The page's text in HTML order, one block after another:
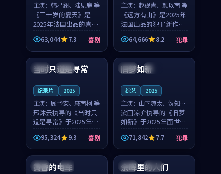
主演： 韩星澜、陆见鹿 等
《三十岁的夏天》是
2025年法国出品的喜剧
新作，主创团队希望用
深夜电台的故事让观众
停下来想一想。韩星澜
角色，山田纯一的叙事
63,044 7.8 喜剧
主演： 赵砚青、颜以南 等
《远方有山》是2025年
法国出品的犯罪新作，
主创团队希望用高校追
梦的故事让观众停下来
想一想。赵砚青领衔，
颜以南担任重要角色，
山田纯一的叙事节奏
64,666 8.2 犯罪
泰国 杜比
当时只道是寻常
纪录片 2025
主演： 顾予安、戚南柯 等
邢沐云执导的《当时只
道是寻常》于2025年面
世，泰国的城市气质与
母女情深的人物心境共
同构筑了影片基调。顾
予安、戚南柯用细腻的
表演撑起整部喜剧电
95,324 9.3 喜剧
中国 高分
旧梦如新
综艺 2025
主演： 山下凉太、沈知韵
等
滨田凉介执导的《旧梦
如新》于2025年面世，
中国台湾的城市气质与
异国相遇的人物心境共
同构筑了影片基调。山
下凉太、沈知韵用细腻
的表演撑起整部犯罪
71,842 7.7 犯罪
日本 4K
黄昏的电车 泰国 完结
余晖里的人们